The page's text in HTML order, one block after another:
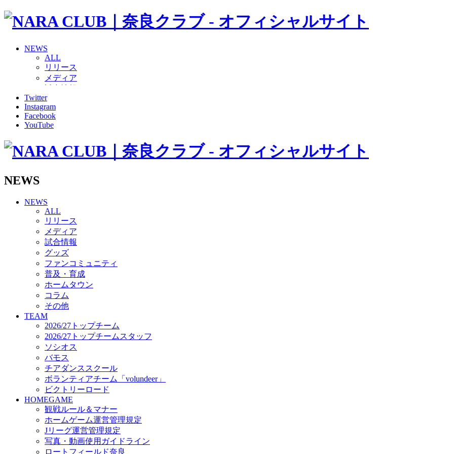
NEWS
ALL
リリース
メディア
グッズ
ファンコミュニティ
普及・育成
ホームタウン
その他
バモス
チアダンススクール
ボランティアチーム「volundeer」
ビクトリーロード
HOMEGAME
観戦ルール＆マナー
ホームゲーム運営管理規定
Jリーグ運営管理規定
写真・動画使用ガイドライン
ロートフィールド奈良
SCHEDULE
2026/27
練習見学時のファンサービスについて
TICKET
奈良クラブ明治安田J3リーグ2026/27シーズン試合観戦チケット
奈良クラブ明治安田Ｊ3リーグ 2026/27シーズン「鹿パス」
観戦ルール＆マナー
FANCOMMUNITY
2026/27ファンコミュニティ
サポートショップ
GOODS
オフィシャルストア（実店舗）
オンラインストア
ACADEMY
アカデミーについて
Twitter
Instagram
Facebook
YouTube
NEWS
NEWS
ALL
リリース
メディア
試合情報
グッズ
ファンコミュニティ
普及・育成
ホームタウン
コラム
その他
TEAM
2026/27トップチーム
2026/27トップチームスタッフ
ソシオス
バモス
チアダンススクール
ボランティアチーム「volundeer」
ビクトリーロード
HOMEGAME
観戦ルール＆マナー
ホームゲーム運営管理規定
Jリーグ運営管理規定
写真・動画使用ガイドライン
ロートフィールド奈良